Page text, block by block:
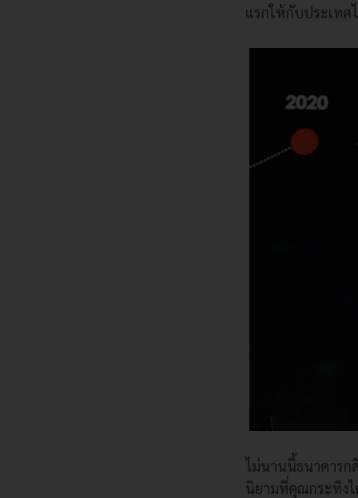
แรกให้กับประเทศ
ไม่นานนี้ธนาคารก
นิยามที่คุณกระทิง